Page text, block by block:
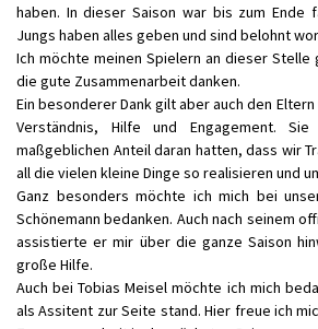
haben. In dieser Saison war bis zum Ende
Jungs haben alles geben und sind belohnt
Ich möchte meinen Spielern an dieser Stelle
die gute Zusammenarbeit danken.
Ein besonderer Dank gilt aber auch den
Verständnis, Hilfe und Engagement.
maßgeblichen Anteil daran hatten, dass wir
all die vielen kleine Dinge so realisieren und
Ganz besonders möchte ich mich bei
Schönemann bedanken. Auch nach seinem
assistierte er mir über die ganze Saison
große Hilfe.
Auch bei Tobias Meisel möchte ich mich
als Assitent zur Seite stand. Hier freue ich